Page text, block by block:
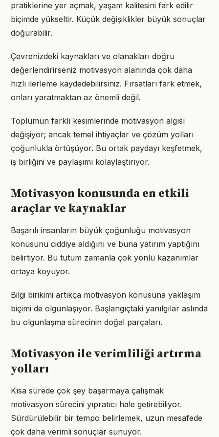
pratiklerine yer açmak, yaşam kalitesini fark edilir
biçimde yükseltir. Küçük değişiklikler büyük sonuçlar
doğurabilir.
Çevrenizdeki kaynakları ve olanakları doğru
değerlendirirseniz motivasyon alanında çok daha
hızlı ilerleme kaydedebilirsiniz. Fırsatları fark etmek,
onları yaratmaktan az önemli değil.
Toplumun farklı kesimlerinde motivasyon algısı
değişiyor; ancak temel ihtiyaçlar ve çözüm yolları
çoğunlukla örtüşüyor. Bu ortak paydayı keşfetmek,
iş birliğini ve paylaşımı kolaylaştırıyor.
Motivasyon konusunda en etkili
araçlar ve kaynaklar
Başarılı insanların büyük çoğunluğu motivasyon
konusunu ciddiye aldığını ve buna yatırım yaptığını
belirtiyor. Bu tutum zamanla çok yönlü kazanımlar
ortaya koyuyor.
Bilgi birikimi artıkça motivasyon konusuna yaklaşım
biçimi de olgunlaşıyor. Başlangıçtaki yanılgılar aslında
bu olgunlaşma sürecinin doğal parçaları.
Motivasyon ile verimliliği artırma
yolları
Kısa sürede çok şey başarmaya çalışmak
motivasyon sürecini yıpratıcı hale getirebiliyor.
Sürdürülebilir bir tempo belirlemek, uzun mesafede
çok daha verimli sonuçlar sunuyor.